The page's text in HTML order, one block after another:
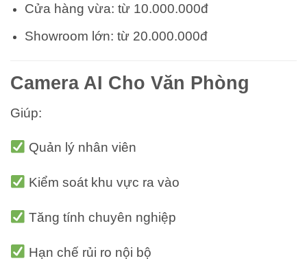
Cửa hàng vừa: từ 10.000.000đ
Showroom lớn: từ 20.000.000đ
Camera AI Cho Văn Phòng
Giúp:
Quản lý nhân viên
Kiểm soát khu vực ra vào
Tăng tính chuyên nghiệp
Hạn chế rủi ro nội bộ